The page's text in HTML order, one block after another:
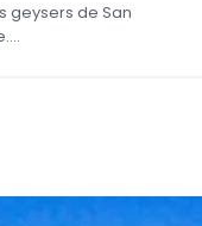
geysers de San